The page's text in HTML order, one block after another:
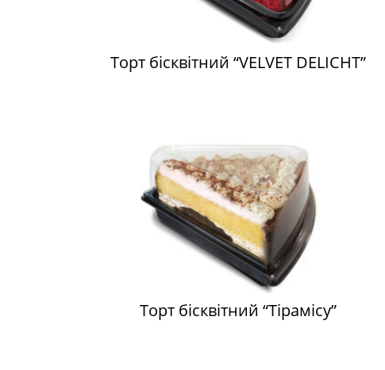
Торт бісквітний “VELVET DELICHT”
Торт бісквітний “Тірамісу”